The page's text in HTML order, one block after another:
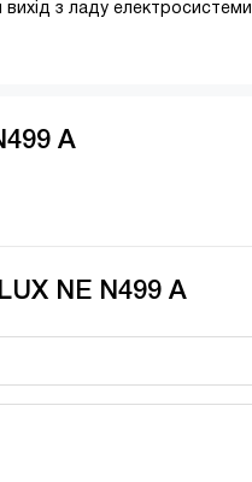
з ладу
A
NE N499 A